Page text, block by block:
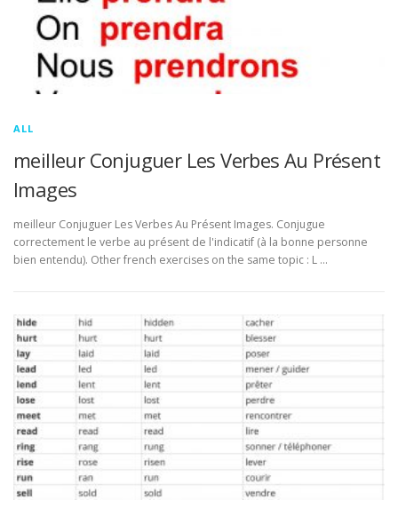
ALL
meilleur Conjuguer Les Verbes Au Présent
Images
meilleur Conjuguer Les Verbes Au Présent Images. Conjugue
correctement le verbe au présent de l'indicatif (à la bonne personne
bien entendu). Other french exercises on the same topic : L …